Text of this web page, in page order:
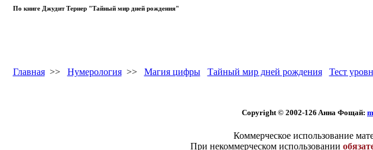
По книге Джудит Тернер "Тайный мир дней рождения"
Главная>> Нумерология>> Магия цифры Тайный мир дней рождения Тест
Copyright © 2002-126 Aннa Фoщaй:
Коммерческое использование
При некоммерческом использовании